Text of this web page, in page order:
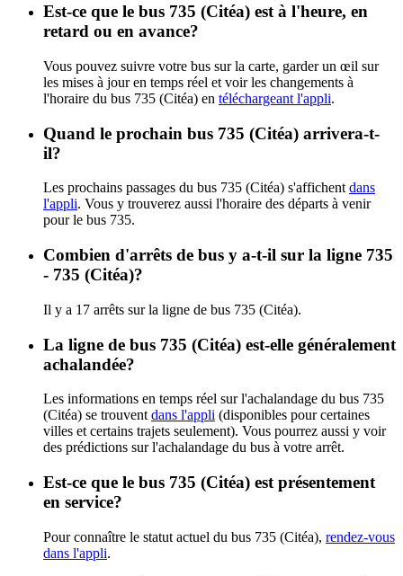
Est-ce que le bus 735 (Citéa) est à l'heure, en
retard ou en avance?
Vous pouvez suivre votre bus sur la carte, garder un œil sur
les mises à jour en temps réel et voir les changements à
l'horaire du bus 735 (Citéa) en téléchargeant l'appli.
Quand le prochain bus 735 (Citéa) arrivera-t-
il?
Les prochains passages du bus 735 (Citéa) s'affichent dans
l'appli. Vous y trouverez aussi l'horaire des départs à venir
pour le bus 735.
Combien d'arrêts de bus y a-t-il sur la ligne 735
- 735 (Citéa)?
Il y a 17 arrêts sur la ligne de bus 735 (Citéa).
La ligne de bus 735 (Citéa) est-elle généralement
achalandée?
Les informations en temps réel sur l'achalandage du bus 735
(Citéa) se trouvent dans l'appli (disponibles pour certaines
villes et certains trajets seulement). Vous pourrez aussi y voir
des prédictions sur l'achalandage du bus à votre arrêt.
Est-ce que le bus 735 (Citéa) est présentement
en service?
Pour connaître le statut actuel du bus 735 (Citéa), rendez-vous
dans l'appli.